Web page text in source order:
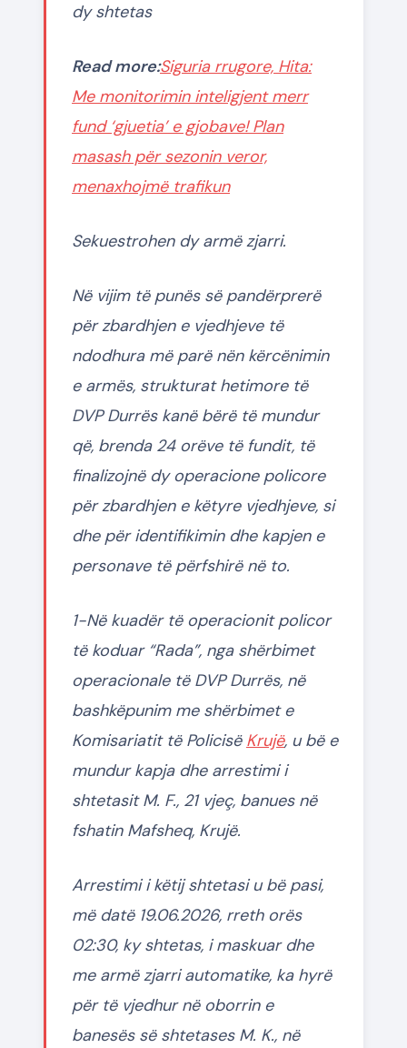
dy shtetas
Read more:Siguria rrugore, Hita:
Me monitorimin inteligjent merr
fund ‘gjuetia’ e gjobave! Plan
masash për sezonin veror,
menaxhojmë trafikun
Sekuestrohen dy armë zjarri.
Në vijim të punës së pandërprerë
për zbardhjen e vjedhjeve të
ndodhura më parë nën kërcënimin
e armës, strukturat hetimore të
DVP Durrës kanë bërë të mundur
që, brenda 24 orëve të fundit, të
finalizojnë dy operacione policore
për zbardhjen e këtyre vjedhjeve, si
dhe për identifikimin dhe kapjen e
personave të përfshirë në to.
1-Në kuadër të operacionit policor
të koduar “Rada”, nga shërbimet
operacionale të DVP Durrës, në
bashkëpunim me shërbimet e
Komisariatit të Policisë Krujë, u bë e
mundur kapja dhe arrestimi i
shtetasit M. F., 21 vjeç, banues në
fshatin Mafsheq, Krujë.
Arrestimi i këtij shtetasi u bë pasi,
më datë 19.06.2026, rreth orës
02:30, ky shtetas, i maskuar dhe
me armë zjarri automatike, ka hyrë
për të vjedhur në oborrin e
banesës së shtetases M. K., në